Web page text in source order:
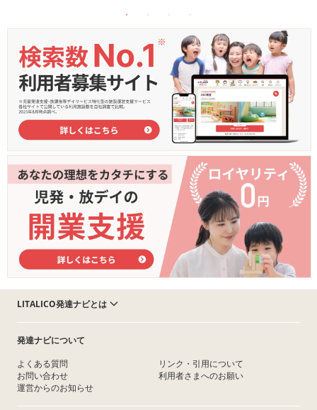
LITALICO発達ナビとは
発達ナビについて
よくある質問
お問い合わせ
運営からのお知らせ
リンク・引用について
利用者さまへのお願い